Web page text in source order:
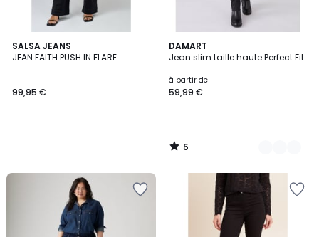
SALSA JEANS
JEAN FAITH PUSH IN FLARE
99,95 €
DAMART
Jean slim taille haute Perfect Fit
à partir de
59,99 €
5
/
3
Couleurs
5
/